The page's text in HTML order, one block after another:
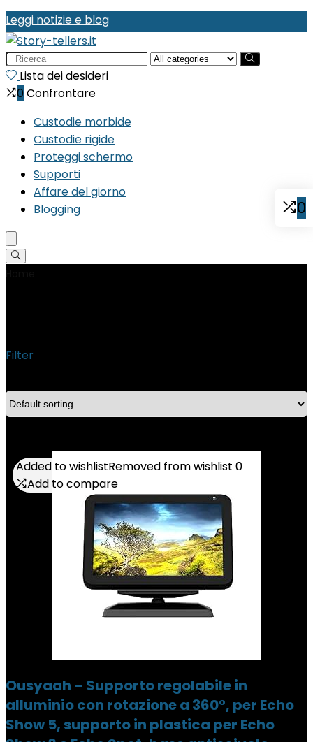
Leggi notizie e blog
Search
for:Lista dei desideri
0 Confrontare
Custodie morbide
Custodie rigide
Proteggi schermo
Supporti
Affare del giorno
Blogging
Filter
Added to wishlistRemoved from wishlist 0
Add to compare
Ousyaah – Supporto regolabile in
alluminio con rotazione a 360°, per Echo
Show 5, supporto in plastica per Echo
Added to wishlistRemoved from wishlist 0
Add to compare
0